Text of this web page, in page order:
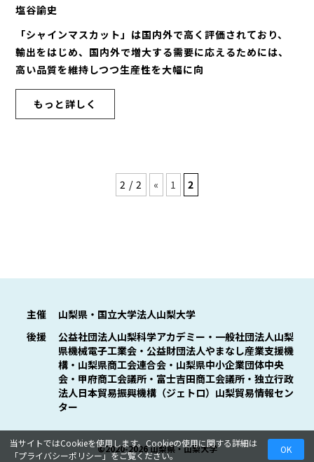
当サイトではCookieを使用します。Cookieの使用に関する詳細は
「プライバシーポリシー」をご覧ください。
OK
塩谷諭史
「シャインマスカット」は国内外で高く評価されており、
輸出をはじめ、国内外で増大する需要に応えるためには、
高い品質を維持しつつ生産性を大幅に向
もっと詳しく
2 / 2 « 1 2
主催
山梨県・国立大学法人山梨大学
後援
公益社団法人山梨科学アカデミー・一般社団法人山梨
県機械電子工業会・公益財団法人やまなし産業支援機
構・山梨県商工会連合会・山梨県中小企業団体中央
会・甲府商工会議所・富士吉田商工会議所・独立行政
法人日本貿易振興機構（ジェトロ）山梨貿易情報セン
ター
©2020-2026 山梨県・山梨大学